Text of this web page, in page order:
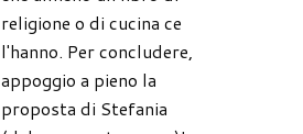
religione o di cucina ce
l'hanno. Per concludere,
appoggio a pieno la
proposta di Stefania